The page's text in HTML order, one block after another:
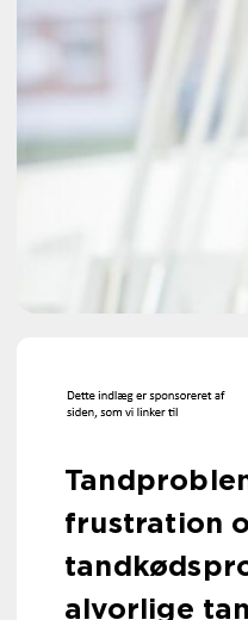
frustration
alvorlige